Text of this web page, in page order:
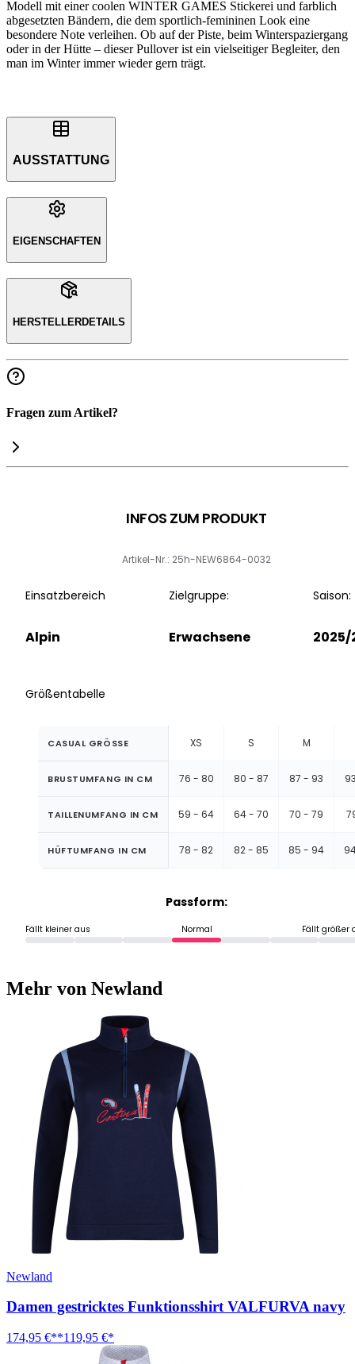
Modell mit einer coolen WINTER GAMES Stickerei und farblich
abgesetzten Bändern, die dem sportlich-femininen Look eine
besondere Note verleihen. Ob auf der Piste, beim Winterspaziergang
oder in der Hütte – dieser Pullover ist ein vielseitiger Begleiter, den
man im Winter immer wieder gern trägt.
AUSSTATTUNG
EIGENSCHAFTEN
HERSTELLERDETAILS
Fragen zum Artikel?
INFOS ZUM PRODUKT
Artikel-Nr.: 25h-NEW6864-0032
Einsatzbereich
Alpin
Zielgruppe:
Erwachsene
Saison:
2025/
Größentabelle
CASUAL GRÖSSE XS S M
BRUSTUMFANG IN CM 76 - 80 80 - 87 87 - 93
TAILLENUMFANG IN CM 59 - 64 64 - 70 70 - 79
HÜFTUMFANG IN CM 78 - 82 82 - 85 85 - 94
Passform:
Fällt kleiner aus Normal Fällt größer
Mehr von Newland
Newland
Damen gestricktes Funktionsshirt VALFURVA navy
174,95 €**119,95 €*